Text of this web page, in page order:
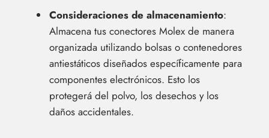
Consideraciones de almacenamiento:
Almacena tus conectores Molex de manera
organizada utilizando bolsas o contenedores
antiestáticos diseñados específicamente para
componentes electrónicos. Esto los
protegerá del polvo, los desechos y los
daños accidentales.